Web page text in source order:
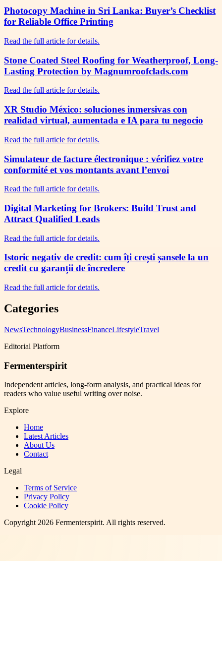
Photocopy Machine in Sri Lanka: Buyer’s Checklist
for Reliable Office Printing
Read the full article for details.
Stone Coated Steel Roofing for Weatherproof, Long-
Lasting Protection by Magnumroofclads.com
Read the full article for details.
XR Studio México: soluciones inmersivas con
realidad virtual, aumentada e IA para tu negocio
Read the full article for details.
Simulateur de facture électronique : vérifiez votre
conformité et vos montants avant l’envoi
Read the full article for details.
Digital Marketing for Brokers: Build Trust and
Attract Qualified Leads
Read the full article for details.
Istoric negativ de credit: cum îți crești șansele la un
credit cu garanții de încredere
Read the full article for details.
Categories
NewsTechnologyBusinessFinanceLifestyleTravel
Editorial Platform
Fermenterspirit
Independent articles, long-form analysis, and practical ideas for
readers who value useful writing over noise.
Explore
Home
Latest Articles
About Us
Contact
Legal
Terms of Service
Privacy Policy
Cookie Policy
Copyright2026 Fermenterspirit. All rights reserved.